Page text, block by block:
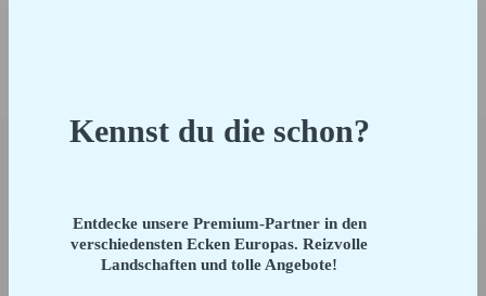
Kennst du die schon?
Entdecke unsere Premium-Partner in den
verschiedensten Ecken Europas. Reizvolle
Landschaften und tolle Angebote!